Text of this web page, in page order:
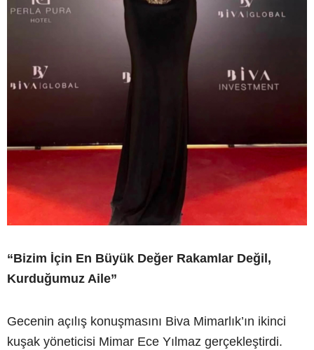
“Bizim İçin En Büyük Değer Rakamlar Değil,
Kurduğumuz Aile”
Gecenin açılış konuşmasını Biva Mimarlık’ın ikinci
kuşak yöneticisi Mimar Ece Yılmaz gerçekleştirdi.